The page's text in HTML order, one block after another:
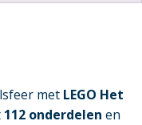
met LEGO Het
112 onderdelen en